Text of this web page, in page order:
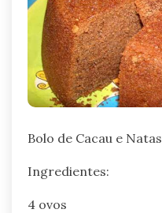
Bolo de Cacau e Natas
Ingredientes:
4 ovos